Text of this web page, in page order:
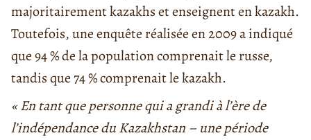
majoritairement kazakhs et enseignent en kazakh.
Toutefois, une enquête réalisée en 2009 a indiqué
que 94 % de la population comprenait le russe,
tandis que 74 % comprenait le kazakh.
« En tant que personne qui a grandi à l’ère de
l’indépendance du Kazakhstan – une période